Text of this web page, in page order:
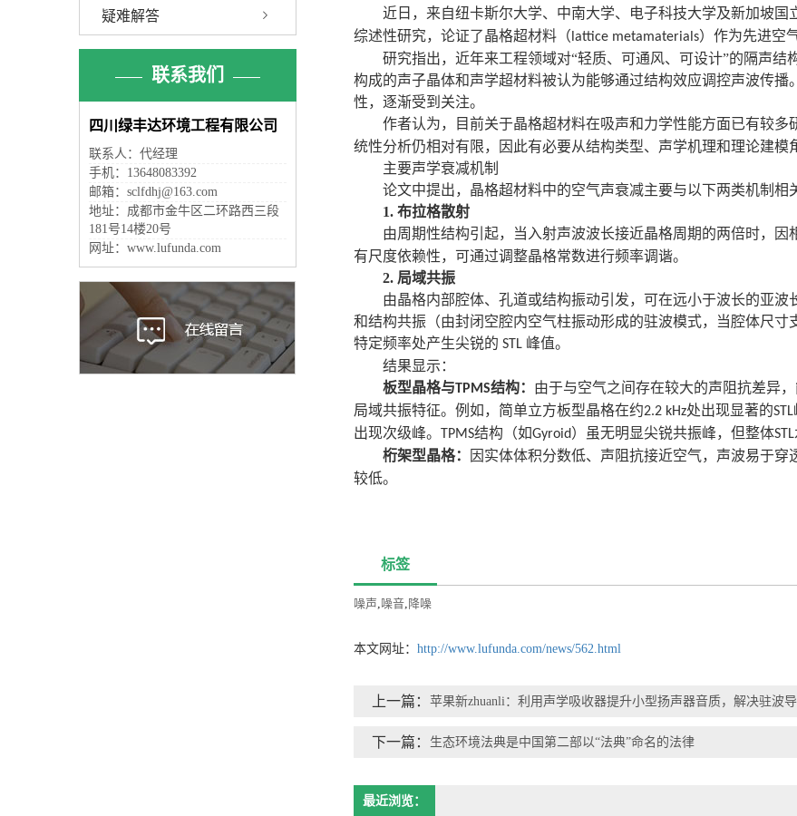
疑难解答
联系我们
四川绿丰达环境工程有限公司
联系人：代经理
手机：13648083392
邮箱：sclfdhj@163.com
地址：成都市金牛区二环路西三段
181号14楼20号
网址：www.lufunda.com
近日，来自纽卡斯尔大学、中南大学、电子科技大学及新加坡国
综述性研究，论证了晶格超材料（ lattice metamaterials）作为先进空
研究指出，近年来工程领域对“轻质、可通风、可设计”的隔声结
构成的声子晶体和声学超材料被认为能够通过结构效应调控声波传
性，逐渐受到关注。
作者认为，目前关于晶格超材料在吸声和力学性能方面已有较多
统性分析仍相对有限，因此有必要从结构类型、声学机理和理论建模
主要声学衰减机制
论文中提出，晶格超材料中的空气声衰减主要与以下两类机制相
1.布拉格散射
由周期性结构引起，当入射声波波长接近晶格周期的两倍时，因
有尺度依赖性，可通过调整晶格常数进行频率调谐。
2. 局域共振
由晶格内部腔体、孔道或结构振动引发，可在远小于波长的亚
和结构共振（由封闭空腔内空气柱振动形成的驻波模式，当腔体尺
特定频率处产生尖锐的 STL 峰值。
结果显示：
板型晶格与TPMS结构： 由于与空气之间存在较大的声阻抗差异
局域共振特征。例如，简单立方板型晶格在约2.2 kHz处出现显著的STL
出现次级峰。 TPMS结构（如Gyroid）虽无明显尖锐共振峰，但整体STL
桁架型晶格：
因实体体积分数低、声阻抗接近空气，声波易于
较低。
标签
噪声,噪音, 降噪
本文网址：http://www.lufunda.com/news/562.html
上一篇：苹果新zhuanli：利用声学吸收器提升小型扬声器音质，解决驻波
下一篇： 生态环境法典是中国第二部以“法典”命名的法律
最近浏览：